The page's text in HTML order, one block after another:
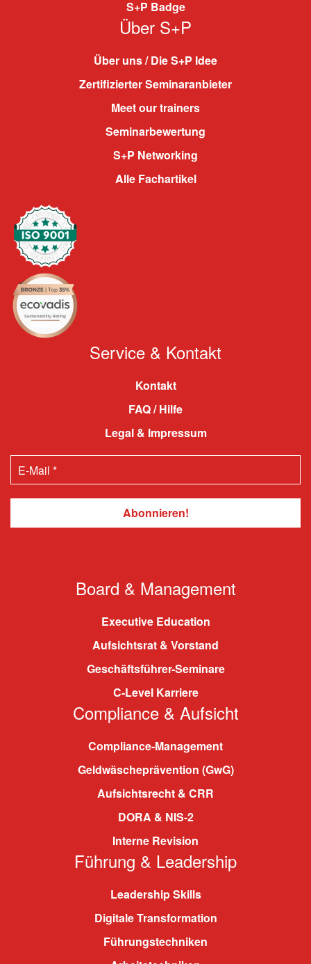
S+P Badge
Über S+P
Über uns / Die S+P Idee
Zertifizierter Seminaranbieter
Meet our trainers
Seminarbewertung
S+P Networking
Alle Fachartikel
Service & Kontakt
Kontakt
FAQ / Hilfe
Legal & Impressum
Board & Management
Executive Education
Aufsichtsrat & Vorstand
Geschäftsführer-Seminare
C-Level Karriere
Compliance & Aufsicht
Compliance-Management
Geldwäscheprävention (GwG)
Aufsichtsrecht & CRR
DORA & NIS-2
Interne Revision
Führung & Leadership
Leadership Skills
Digitale Transformation
Führungstechniken